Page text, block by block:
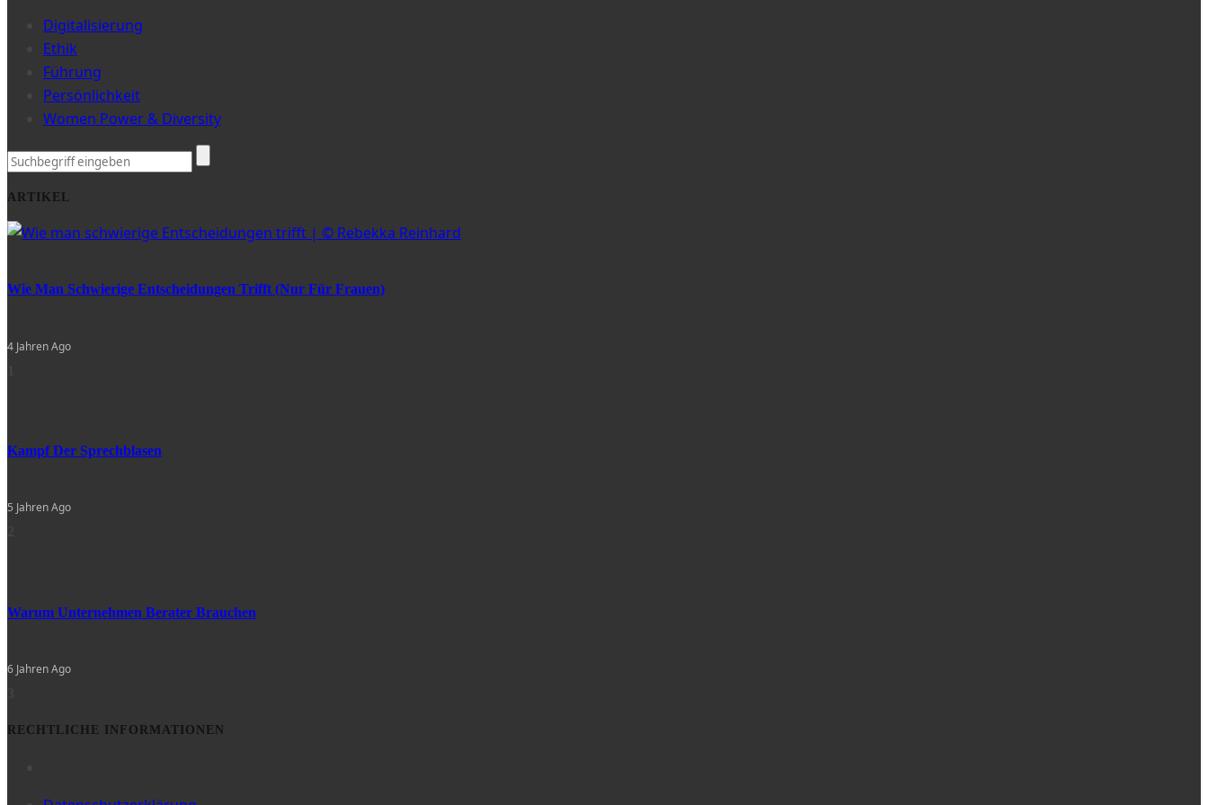
Digitalisierung
Ethik
Führung
Persönlichkeit
Women Power & Diversity
ARTIKEL
Wie Man Schwierige Entscheidungen Trifft (nur Für Frauen)
4 Jahren Ago
Kampf Der Sprechblasen
5 Jahren Ago
Warum Unternehmen Berater Brauchen
6 Jahren Ago
RECHTLICHE INFORMATIONEN